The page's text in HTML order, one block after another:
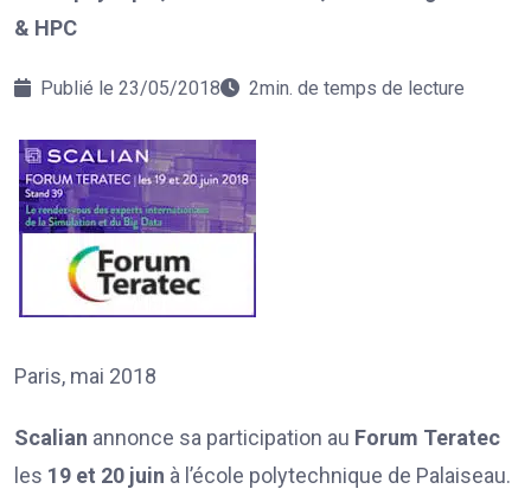
& HPC
Publié le 23/05/2018 2min. de temps de lecture
Paris, mai 2018
Scalian annonce sa participation au Forum Teratec
les 19 et 20 juin à l’école polytechnique de Palaiseau.